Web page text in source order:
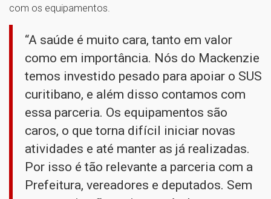
com os equipamentos.
“A saúde é muito cara, tanto em valor
como em importância. Nós do Mackenzie
temos investido pesado para apoiar o SUS
curitibano, e além disso contamos com
essa parceria. Os equipamentos são
caros, o que torna difícil iniciar novas
atividades e até manter as já realizadas.
Por isso é tão relevante a parceria com a
Prefeitura, vereadores e deputados. Sem